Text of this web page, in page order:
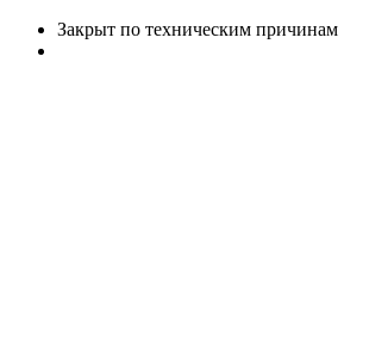
Закрыт по техническим причинам